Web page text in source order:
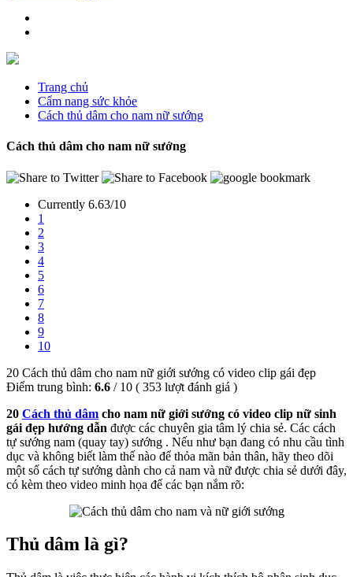
Trang chủ
Cẩm nang sức khỏe
Cách thủ dâm cho nam nữ sướng
Cách thủ dâm cho nam nữ sướng
Currently 6.63/10
1
2
3
4
5
6
7
8
9
10
20 Cách thủ dâm cho nam nữ giới sướng có video clip gái đẹp
Điểm trung bình: 6.6 / 10 ( 353 lượt đánh giá )
20 Cách thủ dâm cho nam nữ giới sướng có video clip nữ sinh
gái đẹp hướng dẫn được các chuyên gia tâm lý chia sẻ. Các cách
tự sướng nam (quay tay) sướng . Nếu như bạn đang có nhu cầu tình
dục và không biết làm thế nào để thỏa mãn bản thân, hãy theo dõi
một số cách tự sướng dành cho cả nam và nữ được chia sẻ dưới đây,
có kèm theo video minh họa để các bạn nắm rõ:
Thủ dâm là gì?